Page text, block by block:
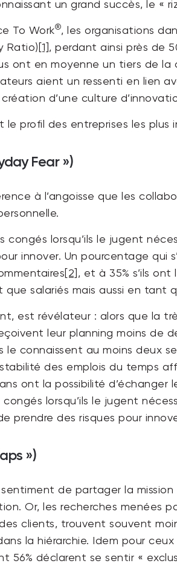
un grand succès, le «
To Work®, les organisations
Ratio) [1] , perdant ainsi près de
ont en moyenne un tiers de
aient un ressenti en lien
d’une culture
le profil des entreprises les plus
Fear »)
à l’angoisse que les
congés lorsqu’ils le jugent
innover. Un pourcentage qui
[2] , et à 35% s’ils
salariés mais aussi en tant
est révélateur : alors que la
leur planning moins de
le connaissent au moins deux
des emplois du temps
ont la possibilité d’échanger
lorsqu’ils le jugent
prendre des risques pour
»)
de partager la
Or, les recherches menées
clients, trouvent souvent
la hiérarchie. Idem pour
56% déclarent se sentir «